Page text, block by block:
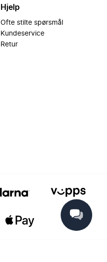
Hjelp
Ofte stilte spørsmål
Kundeservice
Retur